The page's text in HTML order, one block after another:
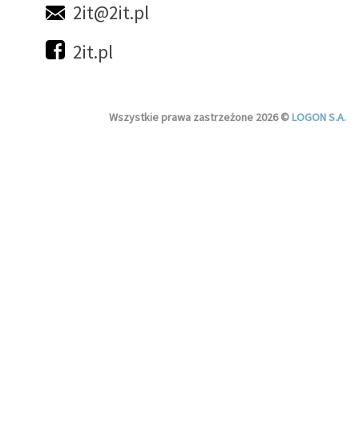
2it@2it.pl
2it.pl
Wszystkie prawa zastrzeżone 2026 ©LOGON S.A.